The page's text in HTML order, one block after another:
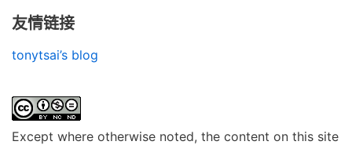
友情链接
tonytsai’s blog
Except where otherwise noted, the content on this site